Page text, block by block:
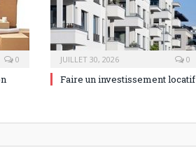
0 JUILLET 30, 2026 0
Faire un investissement locatif